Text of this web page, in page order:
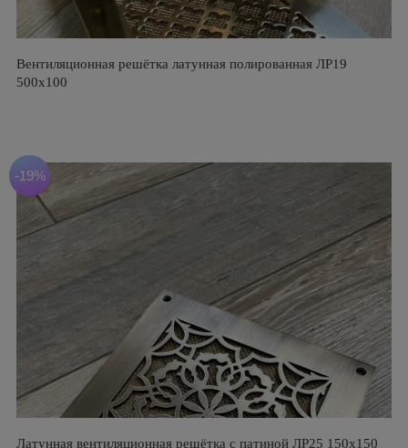
Вентиляционная решётка латунная полированная ЛР19
500х100
-19%
Латунная вентиляционная решётка с патиной ЛР25 150х150